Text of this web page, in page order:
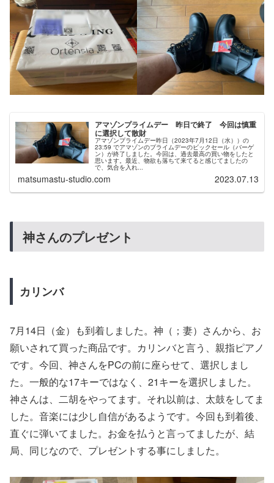
アマゾンプライムデー 昨日で終了 今回は慎重
に選択して散財
アマゾンプライムデー昨日（2023年7月12日（水））の
23:59 でアマゾンのプライムデーのビックセール（バーゲ
ン）が終了しました。今回は、過去最高の買い物をしたと
思います。最近、物欲も落ちて来てると感じてましたの
で、気合を入れ...
matsumastu-studio.com 2023.07.13
神さんのプレゼント
カリンバ
7月14日（金）も到着しました。神（；妻）さんから、お
願いされて買った商品です。カリンバと言う、親指ピアノ
です。今回、神さんをPCの前に座らせて、選択しまし
た。一般的な17キーではなく、21キーを選択しました。
神さんは、二胡をやってます。それ以前は、太鼓をしてま
した。音楽には少し自信があるようです。今回も到着後、
直ぐに弾いてました。お金を払うと言ってましたが、結
局、同じなので、プレゼントする事にしました。